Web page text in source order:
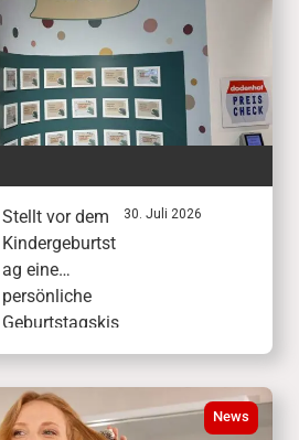
Stellt vor dem
Kindergeburtst
ag eine
persönliche
Geburtstagskis
te mit
nken
zusammen.
30. Juli 2026
News